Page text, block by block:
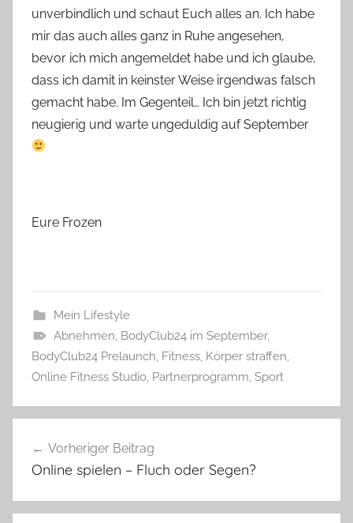
unverbindlich und schaut Euch alles an. Ich habe
mir das auch alles ganz in Ruhe angesehen,
bevor ich mich angemeldet habe und ich glaube,
dass ich damit in keinster Weise irgendwas falsch
gemacht habe. Im Gegenteil… Ich bin jetzt richtig
neugierig und warte ungeduldig auf September
Eure Frozen
Mein Lifestyle
Abnehmen, BodyClub24 im September,
BodyClub24 Prelaunch, Fitness, Körper straffen,
Online Fitness Studio, Partnerprogramm, Sport
Vorheriger Beitrag
Online spielen – Fluch oder Segen?